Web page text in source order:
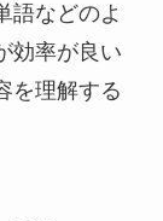
語などのよ
効率が良い
を理解する